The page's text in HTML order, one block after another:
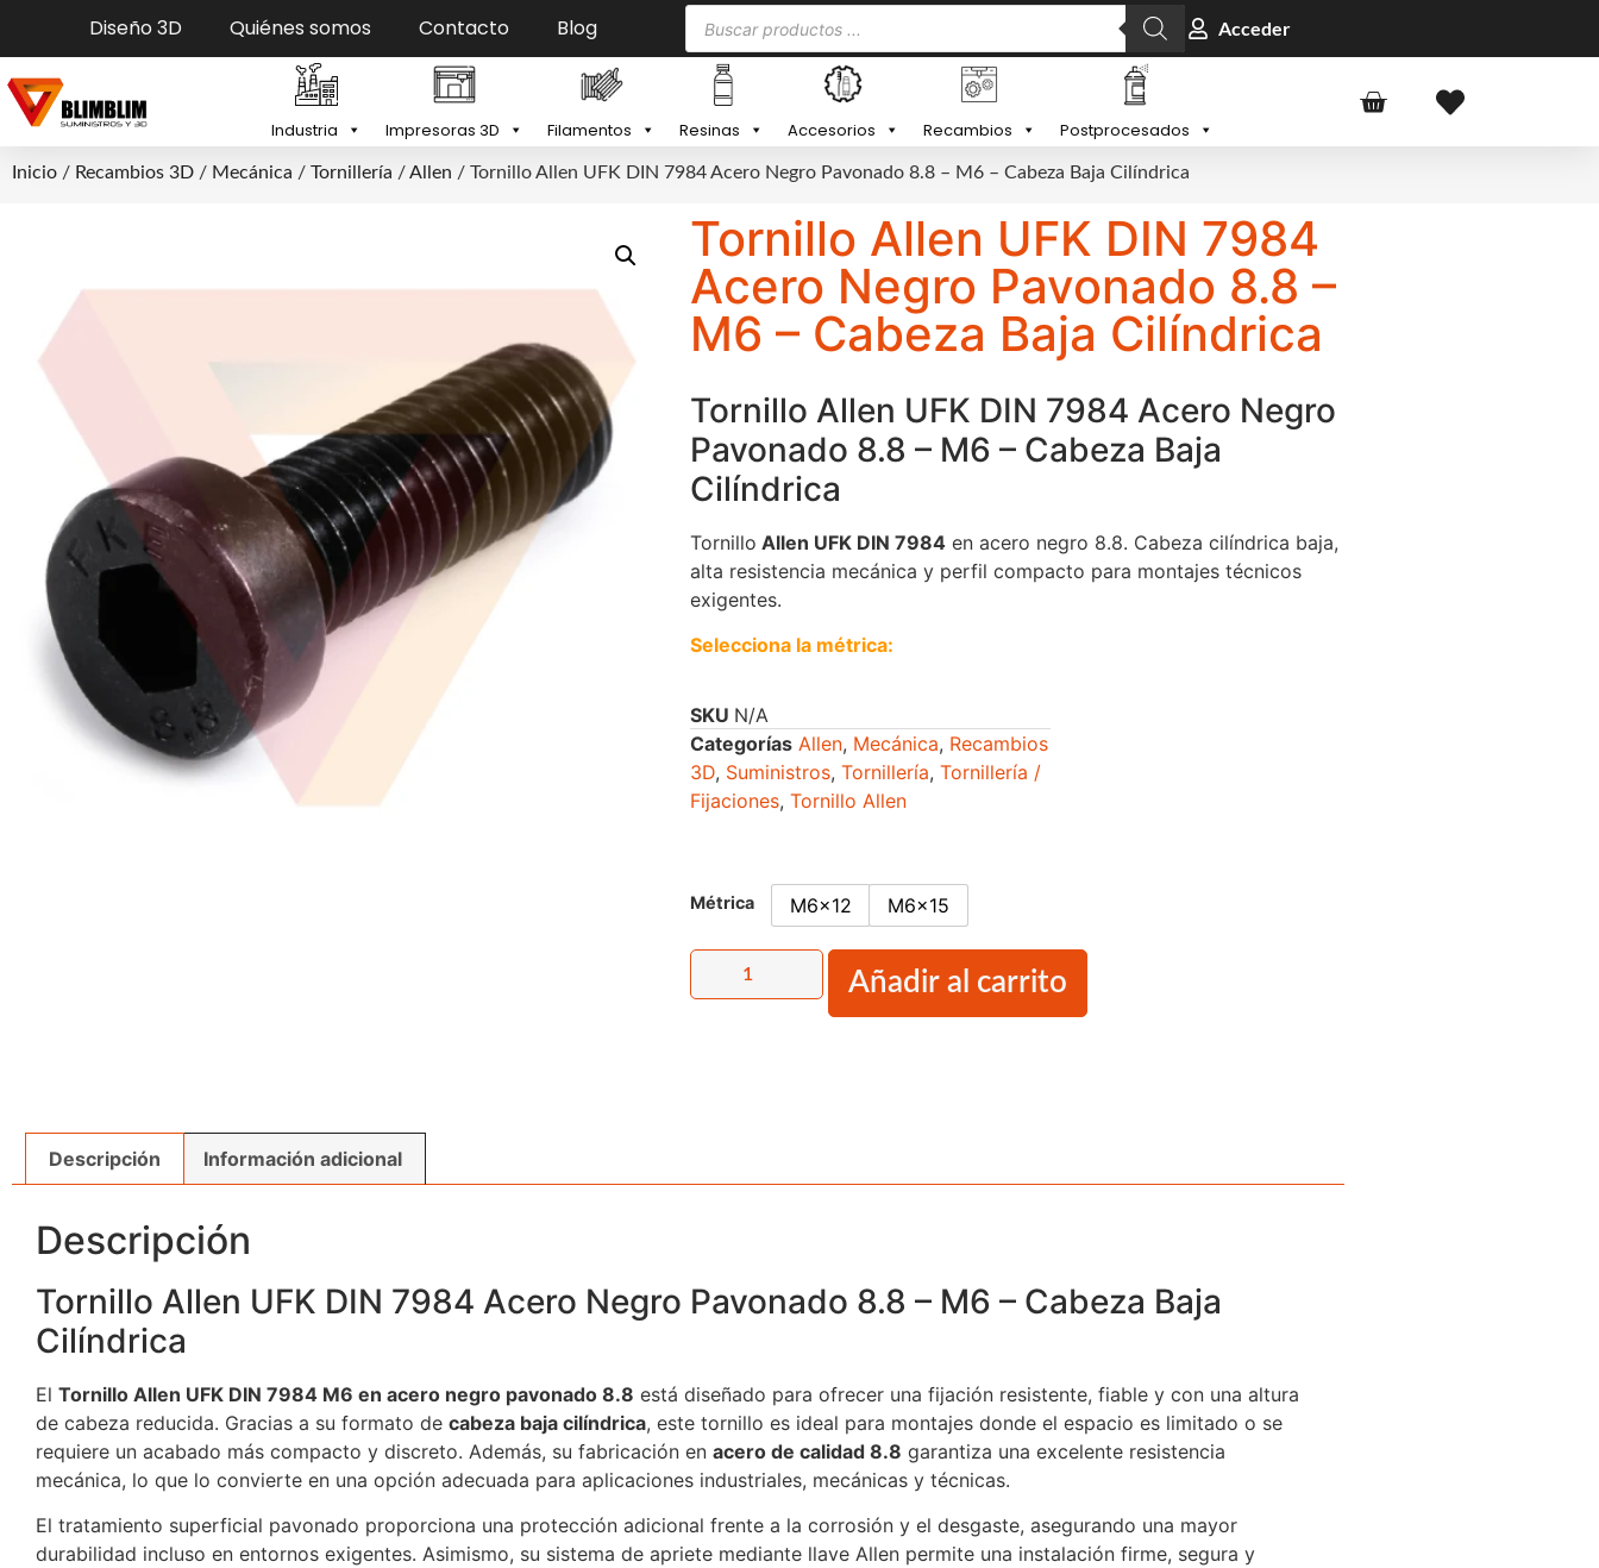
Diseño 3D Quiénes somos Contacto Blog Acceder
Industria Impresoras 3D Filamentos Resinas Accesorios Recambios Postprocesados
Inicio / Recambios 3D / Mecánica / Tornillería /Allen / Tornillo Allen UFK DIN 7984 Acero Negro Pavonado 8.8 – M6 – Cabeza Baja Cilíndrica
Tornillo Allen UFK DIN 7984
Acero Negro Pavonado 8.8 –
M6 – Cabeza Baja Cilíndrica
Tornillo Allen UFK DIN 7984 Acero Negro
Pavonado 8.8 – M6 – Cabeza Baja
Cilíndrica
Tornillo Allen UFK DIN 7984 en acero negro 8.8. Cabeza cilíndrica baja,
alta resistencia mecánica y perfil compacto para montajes técnicos
exigentes.
Selecciona la métrica:
SKU N/A
Categorías Allen, Mecánica, Recambios
3D, Suministros, Tornillería, Tornillería /
Fijaciones, Tornillo Allen
Métrica M6x12 M6x15
Añadir al carrito
Descripción Información adicional
Descripción
Tornillo Allen UFK DIN 7984 Acero Negro Pavonado 8.8 – M6 – Cabeza Baja
Cilíndrica
El Tornillo Allen UFK DIN 7984 M6 en acero negro pavonado 8.8 está diseñado para ofrecer una fijación resistente, fiable y con una altura
de cabeza reducida. Gracias a su formato de cabeza baja cilíndrica, este tornillo es ideal para montajes donde el espacio es limitado o se
requiere un acabado más compacto y discreto. Además, su fabricación en acero de calidad 8.8 garantiza una excelente resistencia
mecánica, lo que lo convierte en una opción adecuada para aplicaciones industriales, mecánicas y técnicas.
El tratamiento superficial pavonado proporciona una protección adicional frente a la corrosión y el desgaste, asegurando una mayor
durabilidad incluso en entornos exigentes. Asimismo, su sistema de apriete mediante llave Allen permite una instalación firme, segura y